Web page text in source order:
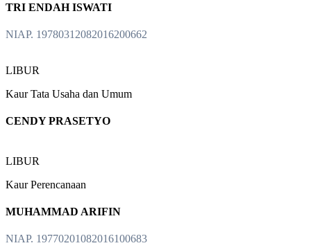
TRI ENDAH ISWATI
NIAP. 19780312082016200662
LIBUR
Kaur Tata Usaha dan Umum
CENDY PRASETYO
LIBUR
Kaur Perencanaan
MUHAMMAD ARIFIN
NIAP. 19770201082016100683